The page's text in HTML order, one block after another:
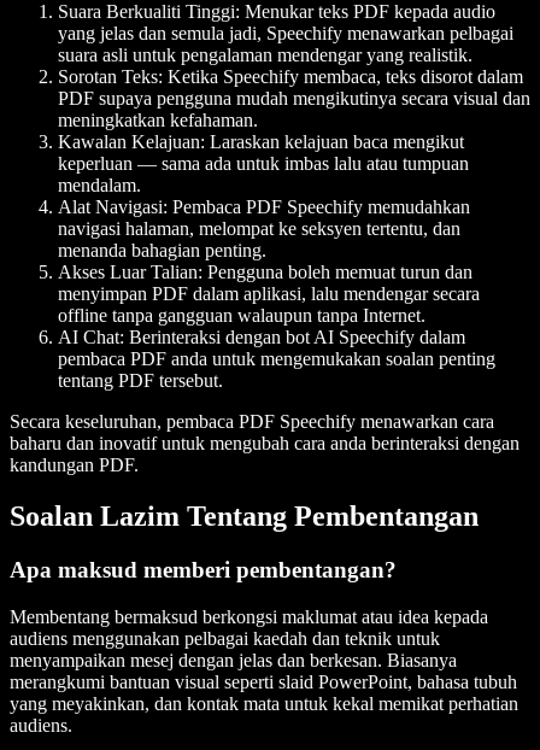
Suara Berkualiti Tinggi: Menukar teks PDF kepada audio
yang jelas dan semula jadi, Speechify menawarkan pelbagai
suara asli untuk pengalaman mendengar yang realistik.
Sorotan Teks: Ketika Speechify membaca, teks disorot dalam
PDF supaya pengguna mudah mengikutinya secara visual dan
meningkatkan kefahaman.
Kawalan Kelajuan: Laraskan kelajuan baca mengikut
keperluan — sama ada untuk imbas lalu atau tumpuan
mendalam.
Alat Navigasi: Pembaca PDF Speechify memudahkan
navigasi halaman, melompat ke seksyen tertentu, dan
menanda bahagian penting.
Akses Luar Talian: Pengguna boleh memuat turun dan
menyimpan PDF dalam aplikasi, lalu mendengar secara
offline tanpa gangguan walaupun tanpa Internet.
AI Chat: Berinteraksi dengan bot AI Speechify dalam
pembaca PDF anda untuk mengemukakan soalan penting
tentang PDF tersebut.
Secara keseluruhan, pembaca PDF Speechify menawarkan cara
baharu dan inovatif untuk mengubah cara anda berinteraksi dengan
kandungan PDF.
Soalan Lazim Tentang Pembentangan
Apa maksud memberi pembentangan?
Membentang bermaksud berkongsi maklumat atau idea kepada
audiens menggunakan pelbagai kaedah dan teknik untuk
menyampaikan mesej dengan jelas dan berkesan. Biasanya
merangkumi bantuan visual seperti slaid PowerPoint, bahasa tubuh
yang meyakinkan, dan kontak mata untuk kekal memikat perhatian
audiens.